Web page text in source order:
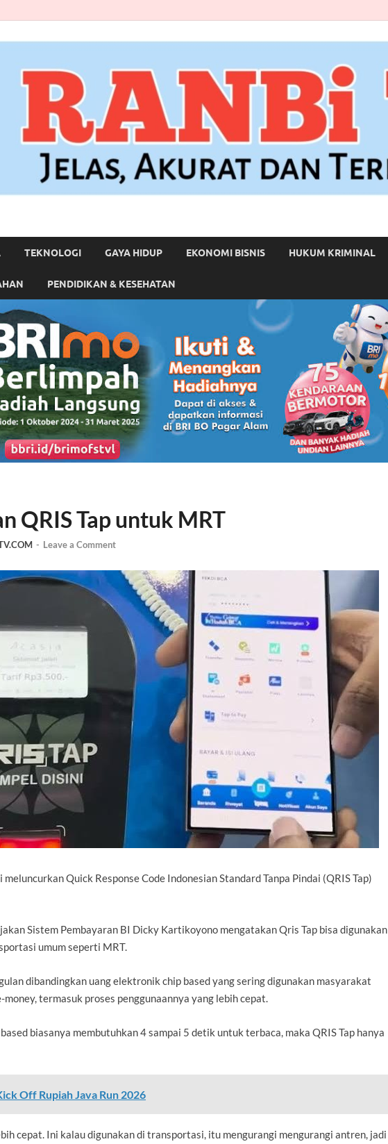
TEKNOLOGI GAYA HIDUP EKONOMI BISNIS HUKUM KRIMINAL
PENDIDIKAN & KESEHATAN
QRIS Tap untuk MRT
- Leave a Comment
meluncurkan Quick Response Code Indonesian Standard Tanpa Pindai (QRIS Tap)
Sistem Pembayaran BI Dicky Kartikoyono mengatakan Qris Tap bisa digunakan
umum seperti MRT.
dibandingkan uang elektronik chip based yang sering digunakan masyarakat
termasuk proses penggunaannya yang lebih cepat.
biasanya membutuhkan 4 sampai 5 detik untuk terbaca, maka QRIS Tap hanya
Off Rupiah Java Run 2026
cepat. Ini kalau digunakan di transportasi, itu mengurangi mengurangi antren, jadi